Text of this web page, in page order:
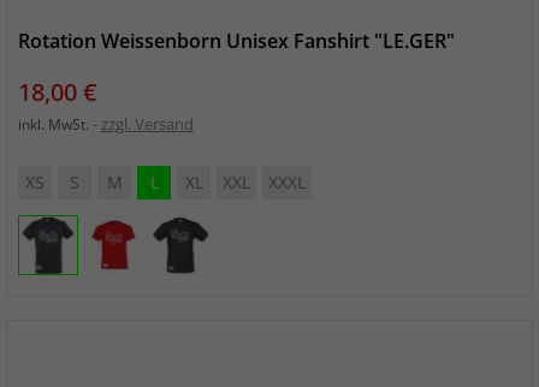
Rotation Weissenborn Unisex Fanshirt "LE.GER"
Preis
18,00 €
inkl. MwSt. zzgl. Versand
XS S M L XL XXL XXXL